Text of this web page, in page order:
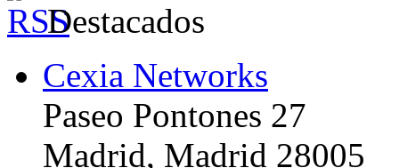
Destacados
Cexia Networks
Paseo Pontones 27
Madrid, Madrid 28005